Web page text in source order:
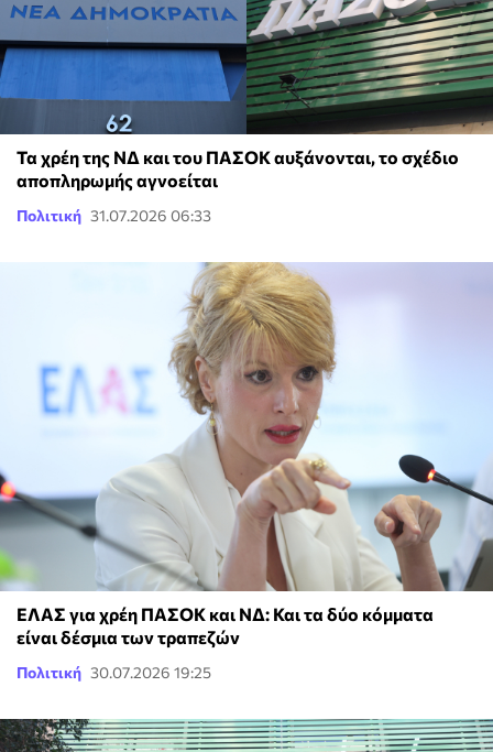
Τα χρέη της ΝΔ και του ΠΑΣΟΚ αυξάνονται, το σχέδιο
αποπληρωμής αγνοείται
Πολιτική 31.07.2026 06:33
ΕΛΑΣ για χρέη ΠΑΣΟΚ και ΝΔ: Και τα δύο κόμματα
είναι δέσμια των τραπεζών
Πολιτική 30.07.2026 19:25